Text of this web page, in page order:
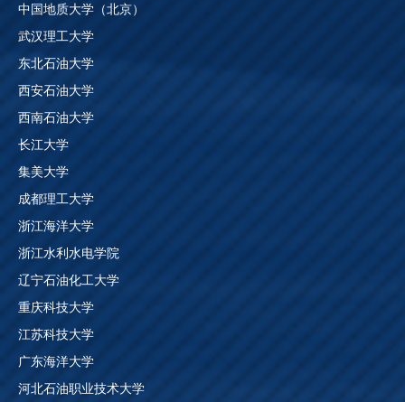
中国地质大学（北京）
武汉理工大学
东北石油大学
西安石油大学
西南石油大学
长江大学
集美大学
成都理工大学
浙江海洋大学
浙江水利水电学院
辽宁石油化工大学
重庆科技大学
江苏科技大学
广东海洋大学
河北石油职业技术大学